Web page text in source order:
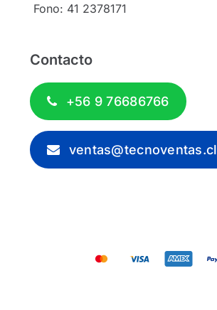
Fono: 41 2378171
Contacto
+56 9 76686766
ventas@tecnoventas.cl